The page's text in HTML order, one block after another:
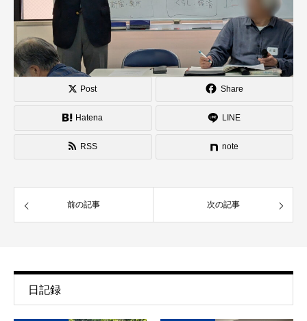
Post Share
Hatena LINE
RSS note
前の記事 次の記事
日記録